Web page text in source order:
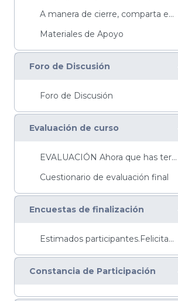
A manera de cierre, comparta en el Foro - Tema: Mi...
Materiales de Apoyo
Foro de Discusión
Foro de Discusión
Evaluación de curso
EVALUACIÓN Ahora que has terminado este curso y ...
Cuestionario de evaluación final
Encuestas de finalización
Estimados participantes.Felicitaciones a quienes...
Constancia de Participación